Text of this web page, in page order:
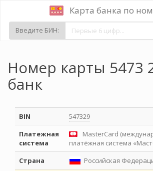
Карта банка по
Введите БИН:
Номер карты 5473
банк
BIN
547329
Платежная
система
MasterCard
платёжная система
Страна
Российская